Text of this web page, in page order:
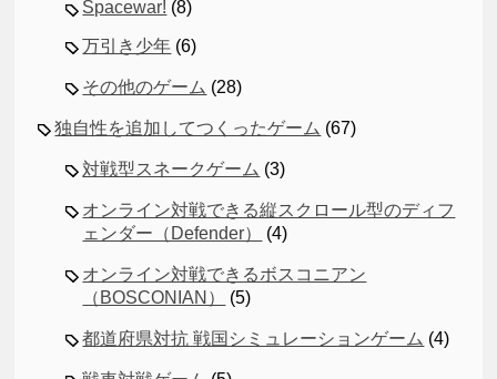
Spacewar! (8)
万引き少年 (6)
その他のゲーム (28)
独自性を追加してつくったゲーム (67)
対戦型スネークゲーム (3)
オンライン対戦できる縦スクロール型のディフ
ェンダー（Defender）
(4)
オンライン対戦できるボスコニアン
（BOSCONIAN）
(5)
都道府県対抗 戦国シミュレーションゲーム (4)